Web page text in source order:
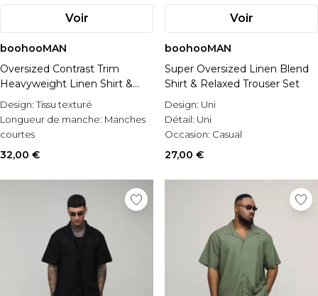
Voir
boohooMAN
Oversized Contrast Trim
Heavyweight Linen Shirt &
Relaxed Trouser Set
Design:Tissu texturé
Longueur de manche: Manches
courtes
Style: Ensemble chemise &
32,00 €
Voir
boohooMAN
Super Oversized Linen Blend
Shirt & Relaxed Trouser Set
Design: Uni
Détail: Uni
Occasion: Casual
27,00 €